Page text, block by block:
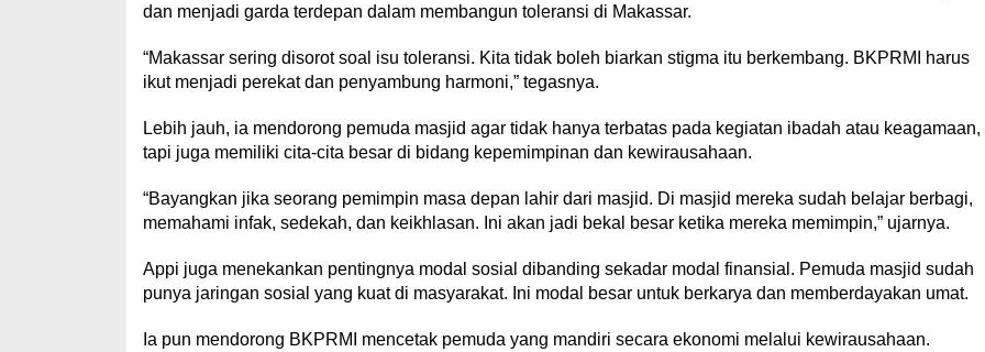
dan menjadi garda terdepan dalam membangun toleransi di Makassar.
“Makassar sering disorot soal isu toleransi. Kita tidak boleh biarkan stigma itu berkembang. BKPRMI harus
ikut menjadi perekat dan penyambung harmoni,” tegasnya.
Lebih jauh, ia mendorong pemuda masjid agar tidak hanya terbatas pada kegiatan ibadah atau keagamaan,
tapi juga memiliki cita-cita besar di bidang kepemimpinan dan kewirausahaan.
“Bayangkan jika seorang pemimpin masa depan lahir dari masjid. Di masjid mereka sudah belajar berbagi,
memahami infak, sedekah, dan keikhlasan. Ini akan jadi bekal besar ketika mereka memimpin,” ujarnya.
Appi juga menekankan pentingnya modal sosial dibanding sekadar modal finansial. Pemuda masjid sudah
punya jaringan sosial yang kuat di masyarakat. Ini modal besar untuk berkarya dan memberdayakan umat.
Ia pun mendorong BKPRMI mencetak pemuda yang mandiri secara ekonomi melalui kewirausahaan.